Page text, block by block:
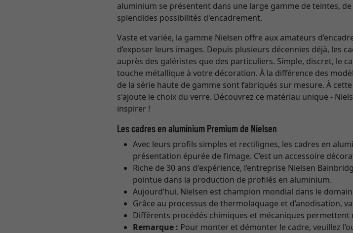
aluminium se présentent dans une large gamme de teintes,
splendides possibilités d'encadrement.
Vaste et variée, la gamme Nielsen offre aux amateurs
d’exposer leurs images. Depuis plusieurs décennies déjà, les
auprès des galéristes que des particuliers. Simple, discret, le
touche métallique à votre décoration. À la différence des
de la série haute de gamme sont fabriqués sur mesure. À
s'ajoute le choix du verre. Découvrez ce matériau unique -
inspirer !
Les cadres en aluminium Premium de Nielsen
Avec leurs profils simples et rectilignes, les cadres en
présentation épurée de l’image. C’est un accessoire
Riche de 30 ans d'expérience, l’entreprise Nielsen
pointue dans la production de profilés en aluminium.
Aujourd’hui, Nielsen est champion mondial dans le
Grâce au processus de thermolaquage et d’anodisation,
Différents procédés chimiques et mécaniques
Remarque : Pour monter et démonter le cadre, veuillez